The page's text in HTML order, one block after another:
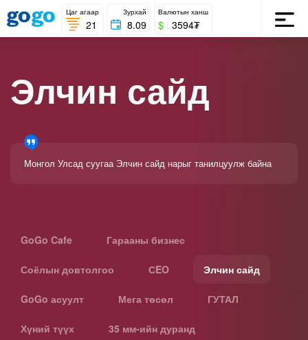
Цаг агаар
21
Зурхай
8.09
Валютын ханш
$ 3594₮
Элчин сайд
Монгол Улсад суугаа Элчин сайд нарыг танилцуулж байна
GoGo Cafe Гарааны бизнес
Соёлын довтолгоо СEO Элчин сайд
GoGo асуулт Мега төсөл ГУТАЛ
Хүний түүх 35 мм-ийн дуранд